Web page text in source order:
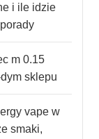
i ile idzie
m 0.15
sklepu
vape w
smaki,